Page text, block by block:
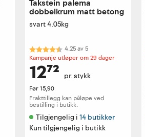
Takstein palema
dobbelkrum matt betong
svart 4.05kg
Karakter:4.3 av 5 mulige
4.25av5
Kampanje utløper om 29 dager
12⁷² pr. stykk
Før 15,90
Frakttillegg kan påløpe ved
bestilling i butikk.
Tilgjengelig i 14 butikker
Kun tilgjengelig i butikk